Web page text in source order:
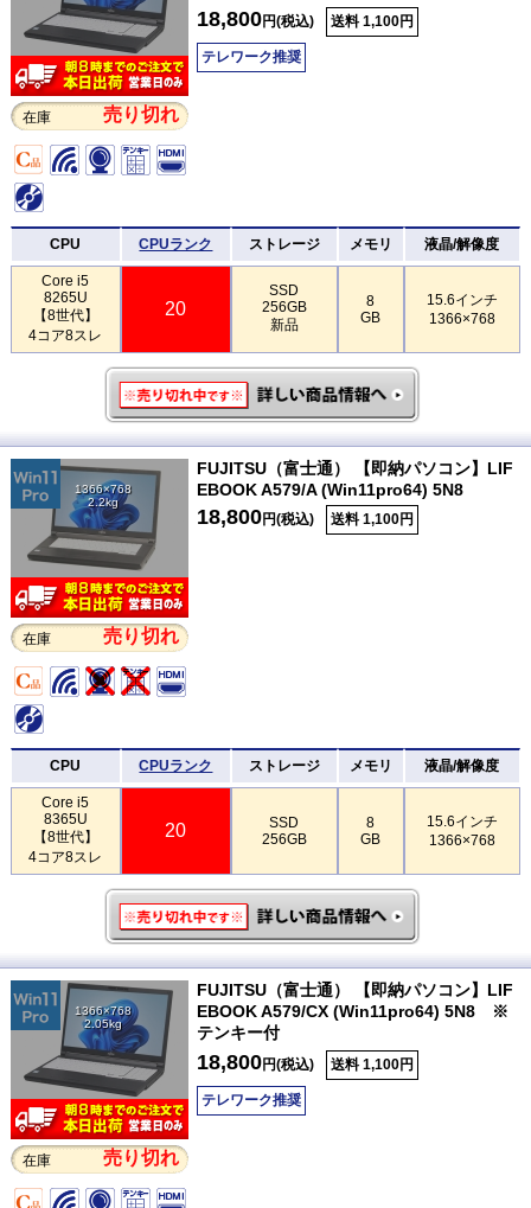
在庫 売り切れ
18,800円(税込) 送料 1,100円
テレワーク推奨
CPU CPUランク ストレージ メモリ 液晶/解像度
Core i5
8265U
【8世代】
4コア8スレ
20
SSD
256GB
新品
8
GB
15.6インチ
1366×768
1366×768
2.2kg
在庫 売り切れ
FUJITSU（富士通） 【即納パソコン】LIF
EBOOK A579/A (Win11pro64) 5N8
18,800円(税込) 送料 1,100円
CPU CPUランク ストレージ メモリ 液晶/解像度
Core i5
8365U
【8世代】
4コア8スレ
20
SSD
256GB
8
GB
15.6インチ
1366×768
1366×768
2.05kg
在庫 売り切れ
FUJITSU（富士通） 【即納パソコン】LIF
EBOOK A579/CX (Win11pro64) 5N8 ※
テンキー付
18,800円(税込) 送料 1,100円
テレワーク推奨